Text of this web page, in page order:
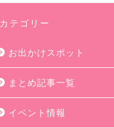
カテゴリー
お出かけスポット
まとめ記事一覧
イベント情報